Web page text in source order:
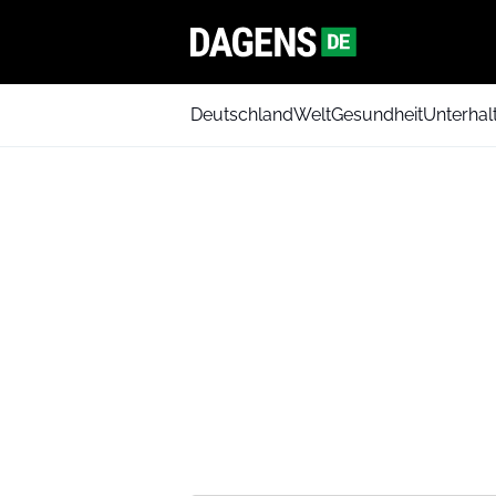
DeutschlandWeltGesundheit